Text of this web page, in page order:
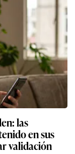
las
en sus
validación